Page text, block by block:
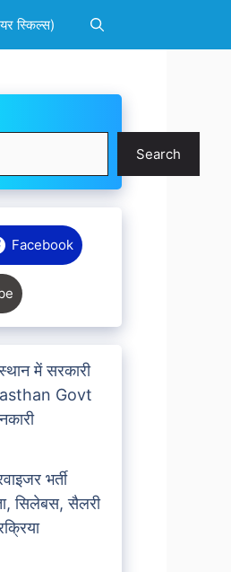
स्किल्स)
Search
Facebook
में सरकारी
Govt
भर्ती
सिलेबस, सैलरी